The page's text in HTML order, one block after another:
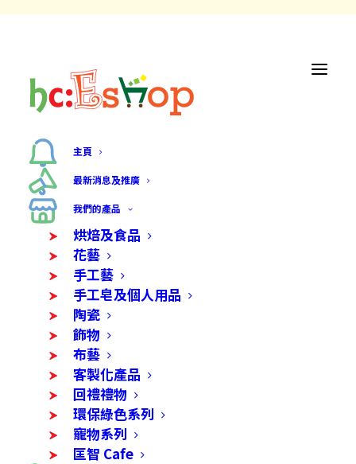
主頁
最新消息及推廣
我們的產品
烘焙及食品
花藝
手工藝
手工皂及個人用品
陶瓷
飾物
布藝
客製化產品
回禮禮物
環保綠色系列
寵物系列
匡智 Cafe